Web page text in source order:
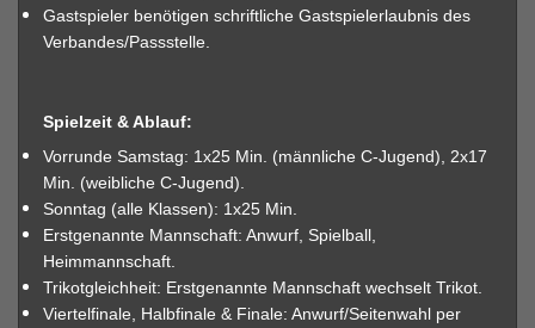
Gastspieler benötigen schriftliche Gastspielerlaubnis des
Verbandes/Passstelle.
Spielzeit & Ablauf:
Vorrunde Samstag: 1x25 Min. (männliche C-Jugend), 2x17
Min. (weibliche C-Jugend).
Sonntag (alle Klassen): 1x25 Min.
Erstgenannte Mannschaft: Anwurf, Spielball,
Heimmannschaft.
Trikotgleichheit: Erstgenannte Mannschaft wechselt Trikot.
Viertelfinale, Halbfinale & Finale: Anwurf/Seitenwahl per